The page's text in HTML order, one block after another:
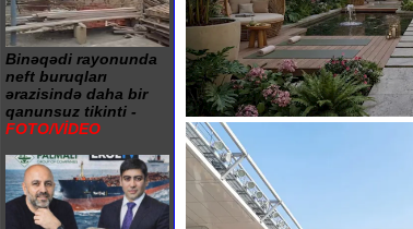
Binəqədi rayonunda
neft buruqları
ərazisində daha bir
qanunsuz tikinti -
FOTO/VİDEO